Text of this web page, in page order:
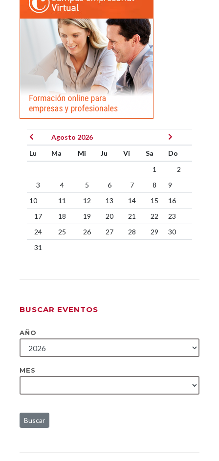
Agosto 2026
Lu
Ma Mi Ju Vi Sa
Do
1
2
3
4 5 6 7 8
9
10
11 12 13 14 15
16
17
18 19 20 21 22
23
24
25 26 27 28 29
30
31
BUSCAR EVENTOS
AÑO
MES
Buscar